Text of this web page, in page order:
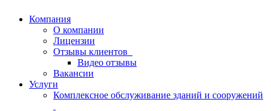
Компания
О компании
Лицензии
Отзывы клиентов
Видео отзывы
Вакансии
Услуги
Комплексное обслуживание зданий и сооружений